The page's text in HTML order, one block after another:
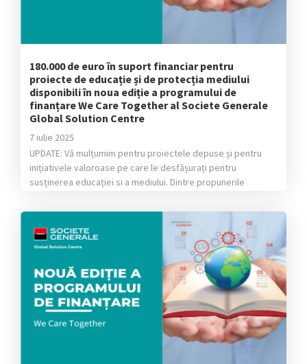
180.000 de euro în suport financiar pentru
proiecte de educație și de protecția mediului
disponibili în noua ediție a programului de
finanțare We Care Together al Societe Generale
Global Solution Centre
7 iulie 2025
UPDATE: Vă mulțumim pentru proiectele depuse și pentru
inițiativele valoroase pe care le desfășurați pentru
susținerea educației si a mediului. Dintre propunerile
următorii câștigători: Pentru educație: proiectul câștigător
este „Centrul de accesibilizare a manualelor STEM pentru
nevăzători” al Fundației „Cartea Călătoare” Pentru mediu: